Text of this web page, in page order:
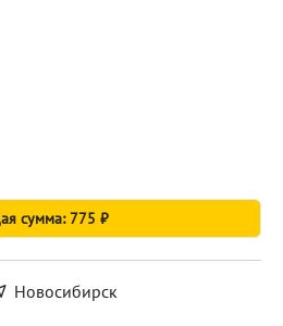
сумма: 775 ₽
Новосибирск